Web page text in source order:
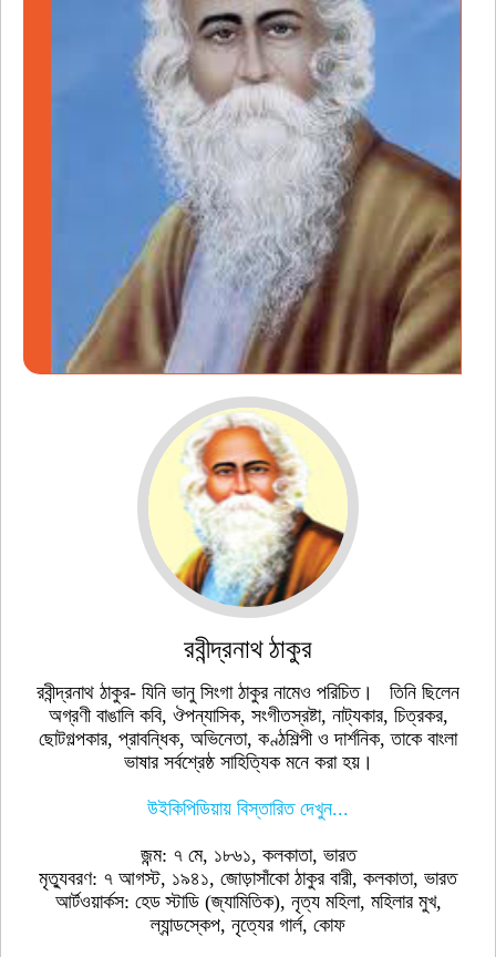
রবীন্দ্রনাথ ঠাকুর
রবীন্দ্রনাথ ঠাকুর- যিনি ভানু সিংগা ঠাকুর নামেও পরিচিত। তিনি ছিলেন
অগ্রণী বাঙালি কবি, ঔপন্যাসিক, সংগীতস্রষ্টা, নাট্যকার, চিত্রকর,
ছোটগল্পকার, প্রাবন্ধিক, অভিনেতা, কণ্ঠশিল্পী ও দার্শনিক, তাকে বাংলা
ভাষার সর্বশ্রেষ্ঠ সাহিত্যিক মনে করা হয়।
উইকিপিডিয়ায় বিস্তারিত দেখুন...
জন্ম: ৭ মে, ১৮৬১, কলকাতা, ভারত
মৃত্যুবরণ: ৭ আগস্ট, ১৯৪১, জোড়াসাঁকো ঠাকুর বারী, কলকাতা, ভারত
আর্টওয়ার্কস: হেড স্টাডি (জ্যামিতিক), নৃত্য মহিলা, মহিলার মুখ,
ল্যান্ডস্কেপ, নৃত্যের গার্ল, কোফ